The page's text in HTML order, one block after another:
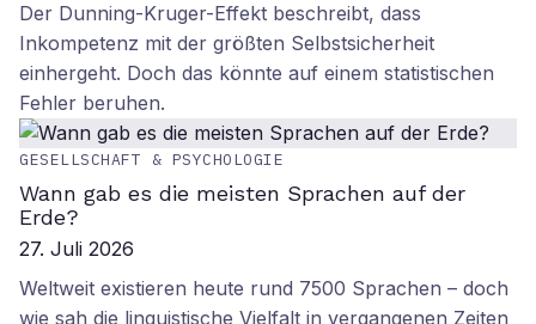
Der Dunning-Kruger-Effekt beschreibt, dass
Inkompetenz mit der größten Selbstsicherheit
einhergeht. Doch das könnte auf einem statistischen
Fehler beruhen.
GESELLSCHAFT & PSYCHOLOGIE
Wann gab es die meisten Sprachen auf der
Erde?
27. Juli 2026
Weltweit existieren heute rund 7500 Sprachen – doch
wie sah die linguistische Vielfalt in vergangenen Zeiten